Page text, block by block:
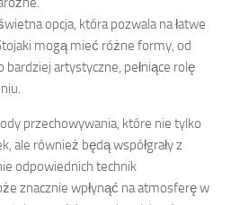
opcja, która pozwala na łatwe
mogą mieć różne formy, od
artystyczne, pełniące rolę
przechowywania, które nie tylko
ale również będą współgrały z
odpowiednich technik
znacznie wpłynąć na atmosferę w